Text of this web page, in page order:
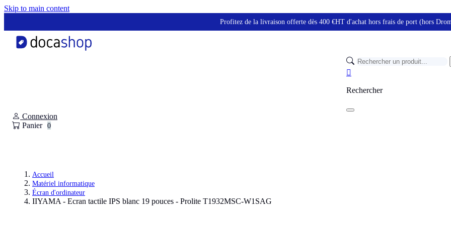
Skip to main content
Profitez de la livraison offerte dès 400 €HT d'achat hors frais de port (hors

Rechercher
Connexion
Panier
0
Accueil
Matériel informatique
Écran d'ordinateur
IIYAMA - Ecran tactile IPS blanc 19 pouces - Prolite T1932MSC-W1SAG
Panneau de gestion des cookies